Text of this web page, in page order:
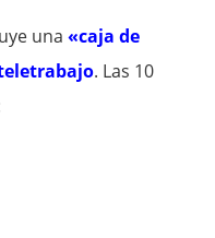
una«caja de
. Las 10